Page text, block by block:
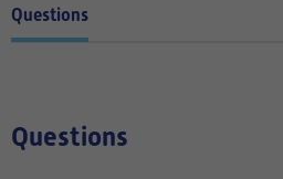
Questions
Questions